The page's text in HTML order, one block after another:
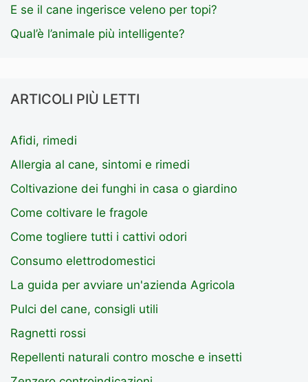
E se il cane ingerisce veleno per topi?
Qual’è l’animale più intelligente?
ARTICOLI PIÙ LETTI
Afidi, rimedi
Allergia al cane, sintomi e rimedi
Coltivazione dei funghi in casa o giardino
Come coltivare le fragole
Come togliere tutti i cattivi odori
Consumo elettrodomestici
La guida per avviare un'azienda Agricola
Pulci del cane, consigli utili
Ragnetti rossi
Repellenti naturali contro mosche e insetti